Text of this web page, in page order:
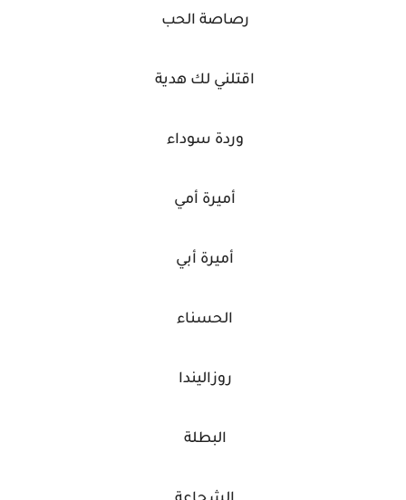
رصاصة الحب
اقتلني لك هدية
وردة سوداء
أميرة أمي
أميرة أبي
الحسناء
روزاليندا
البطلة